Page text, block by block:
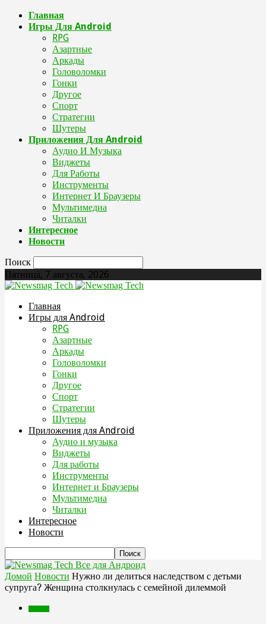
Главная
Игры Для Android
RPG
Азартные
Аркады
Головоломки
Гонки
Другое
Спорт
Стратегии
Шутеры
Приложения Для Android
Аудио И Музыка
Виджеты
Для Работы
Инструменты
Интернет И Браузеры
Мультимедиа
Читалки
Интересное
Новости
Поиск
Пятница, 7 августа, 2026
Главная
Игры для Android
RPG
Азартные
Аркады
Головоломки
Гонки
Другое
Спорт
Стратегии
Шутеры
Приложения для Android
Аудио и музыка
Виджеты
Для работы
Инструменты
Интернет и Браузеры
Мультимедиа
Читалки
Интересное
Новости
Все для Андроид
Домой Новости Нужно ли делиться наследством с детьми
супруга? Женщина столкнулась с семейной дилеммой